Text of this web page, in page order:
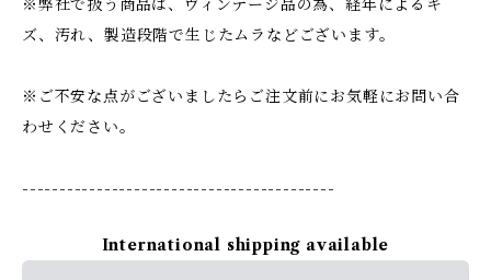
※弊社で扱う商品は、ヴィンテージ品の為、経年によるキ
ズ、汚れ、製造段階で生じたムラなどございます。
※ご不安な点がございましたらご注文前にお気軽にお問い合
わせください。
------------------------------------------
International shipping available